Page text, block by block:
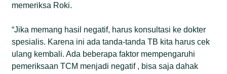
memeriksa Roki.
“Jika memang hasil negatif, harus konsultasi ke dokter
spesialis. Karena ini ada tanda-tanda TB kita harus cek
ulang kembali. Ada beberapa faktor mempengaruhi
pemeriksaan TCM menjadi negatif , bisa saja dahak